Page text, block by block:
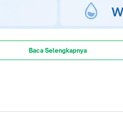
Baca Selengkapnya